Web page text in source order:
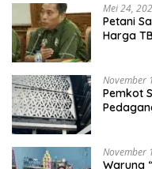
Mei 24,
Petani
Harga
November
Pemkot
November
Warung